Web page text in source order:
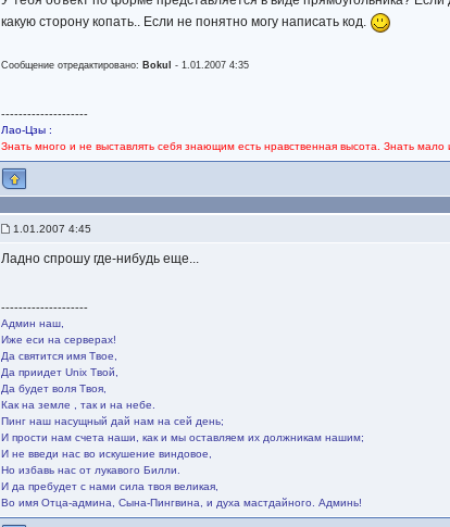
какую сторону копать.. Если не понятно могу написать код.
Сообщение отредактировано: Bokul -1.01.2007 4:35
--------------------
Лао-Цзы :
Знать много и не выставлять себя знающим есть нравственная высота. Знать
1.01.2007 4:45
Ладно спрошу где-нибудь еще...
--------------------
Админ наш,
Иже еси на серверах!
Да святится имя Твое,
Да приидет Unix Твой,
Да будет воля Твоя,
Как на земле , так и на небе.
Пинг наш насущный дай нам на сей день;
И прости нам счета наши, как и мы оставляем их должникам нашим;
И не введи нас во искушение виндовое,
Но избавь нас от лукавого Билли.
И да пребудет с нами сила твоя великая,
Во имя Отца-админа, Сына-Пингвина, и духа мастдайного. Админь!